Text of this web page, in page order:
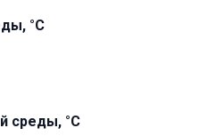
°С
среды, °С